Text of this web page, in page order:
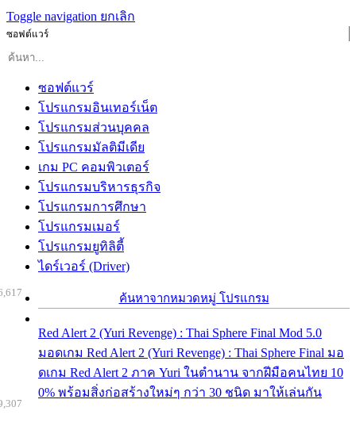
Toggle navigation ยกเลิก
ซอฟต์แวร์
ซอฟต์แวร์
โปรแกรมอินเทอร์เน็ต
โปรแกรมส่วนบุคคล
โปรแกรมมัลติมีเดีย
เกม PC คอมพิวเตอร์
โปรแกรมบริหารธุรกิจ
โปรแกรมการศึกษา
โปรแกรมเมอร์
โปรแกรมยูทิลิตี้
ไดร์เวอร์ (Driver)
ค้นหาจากหมวดหมู่ โปรแกรม
Red Alert 2 (Yuri Revenge) : Thai Sphere Final Mod 5.0
มอดเกม Red Alert 2 (Yuri Revenge) : Thai Sphere Final มอ
ดเกม Red Alert 2 ภาค Yuri ในตำนาน จากฝีมือคนไทย 10
0% พร้อมสิ่งก่อสร้างใหม่ๆ กว่า 30 ชนิด มาให้เล่นกัน